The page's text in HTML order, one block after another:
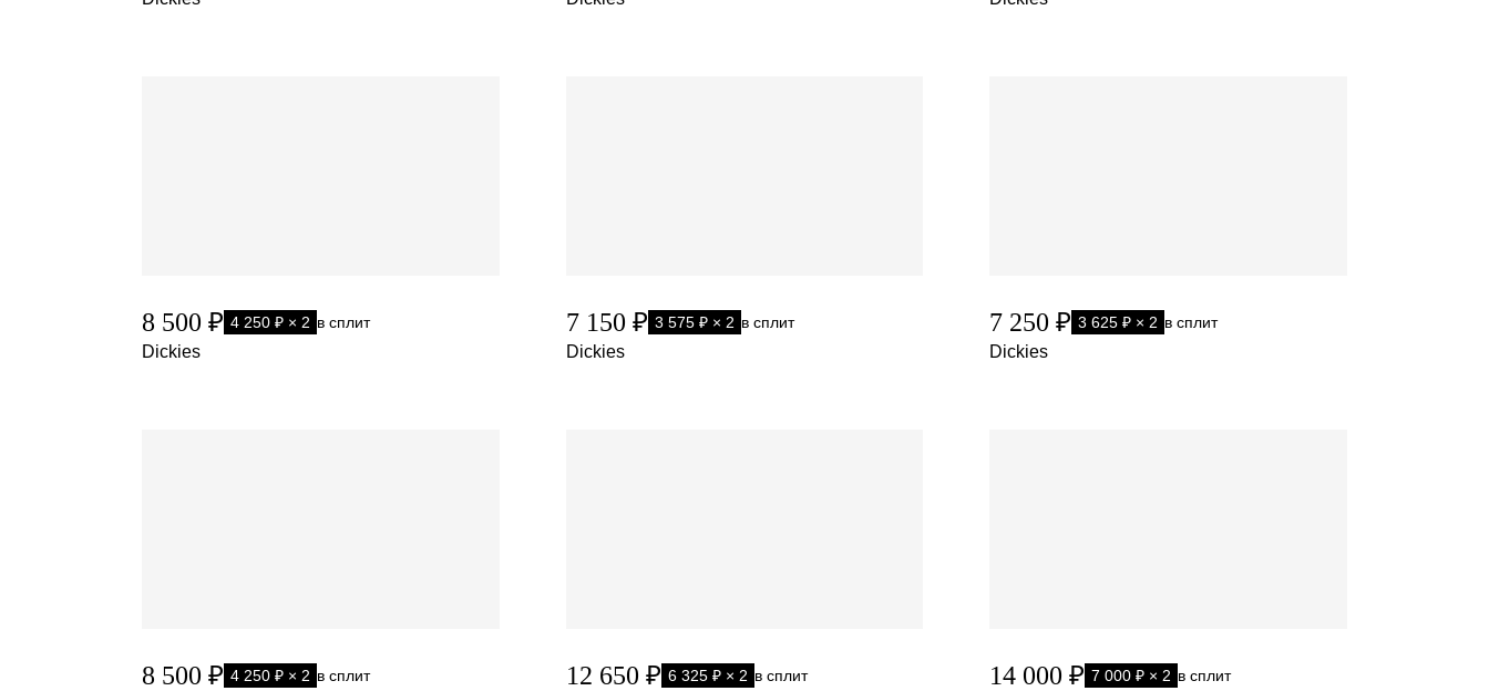
8 500 ₽ 4 250 ₽ × 2 в сплит
Dickies
7 150 ₽ 3 575 ₽ × 2 в сплит
Dickies
7 250 ₽ 3 625 ₽ × 2 в сплит
Dickies
8 500 ₽ 4 250 ₽ × 2 в сплит 12 650 ₽ 6 325 ₽ × 2 в сплит 14 000 ₽ 7 000 ₽ × 2 в сплит